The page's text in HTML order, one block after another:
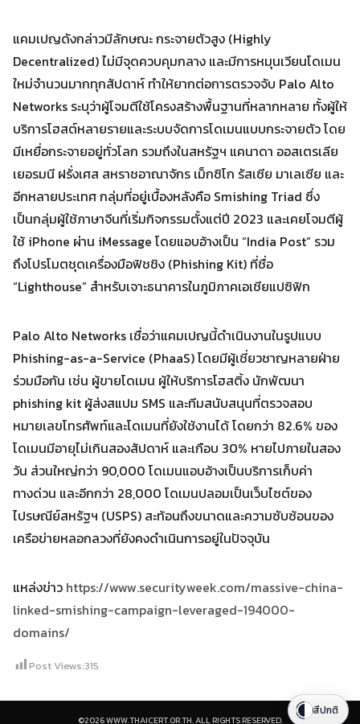
Search
for:
Search
แคมเปญดังกล่าวมีลักษณะ กระจายตัวสูง (Highly
Decentralized) ไม่มีจุดควบคุมกลาง และมีการหมุนเวียนโดเมน
ใหม่จำนวนมากทุกสัปดาห์ ทำให้ยากต่อการตรวจจับ Palo Alto
Networks ระบุว่าผู้โจมตีใช้โครงสร้างพื้นฐานที่หลากหลาย ทั้งผู้ให้
บริการโฮสต์หลายรายและระบบจัดการโดเมนแบบกระจายตัว โดย
มีเหยื่อกระจายอยู่ทั่วโลก รวมถึงในสหรัฐฯ แคนาดา ออสเตรเลีย
เยอรมนี ฝรั่งเศส สหราชอาณาจักร เม็กซิโก รัสเซีย มาเลเซีย และ
อีกหลายประเทศ กลุ่มที่อยู่เบื้องหลังคือ Smishing Triad ซึ่ง
เป็นกลุ่มผู้ใช้ภาษาจีนที่เริ่มกิจกรรมตั้งแต่ปี 2023 และเคยโจมตีผู้
ใช้ iPhone ผ่าน iMessage โดยแอบอ้างเป็น “India Post” รวม
ถึงโปรโมตชุดเครื่องมือฟิชชิง (Phishing Kit) ที่ชื่อ
“Lighthouse” สำหรับเจาะธนาคารในภูมิภาคเอเชียแปซิฟิก
Palo Alto Networks เชื่อว่าแคมเปญนี้ดำเนินงานในรูปแบบ
Phishing-as-a-Service (PhaaS) โดยมีผู้เชี่ยวชาญหลายฝ่าย
ร่วมมือกัน เช่น ผู้ขายโดเมน ผู้ให้บริการโฮสติ้ง นักพัฒนา
phishing kit ผู้ส่งสแปม SMS และทีมสนับสนุนที่ตรวจสอบ
หมายเลขโทรศัพท์และโดเมนที่ยังใช้งานได้ โดยกว่า 82.6% ของ
โดเมนมีอายุไม่เกินสองสัปดาห์ และเกือบ 30% หายไปภายในสอง
วัน ส่วนใหญ่กว่า 90,000 โดเมนแอบอ้างเป็นบริการเก็บค่า
ทางด่วน และอีกกว่า 28,000 โดเมนปลอมเป็นเว็บไซต์ของ
ไปรษณีย์สหรัฐฯ (USPS) สะท้อนถึงขนาดและความซับซ้อนของ
เครือข่ายหลอกลวงที่ยังคงดำเนินการอยู่ในปัจจุบัน
แหล่งข่าว https://www.securityweek.com/massive-china-
linked-smishing-campaign-leveraged-194000-
domains/
Post Views:315
©2026 WWW.THAICERT.OR.TH. ALL RIGHTS RESERVED.
สีปกติ